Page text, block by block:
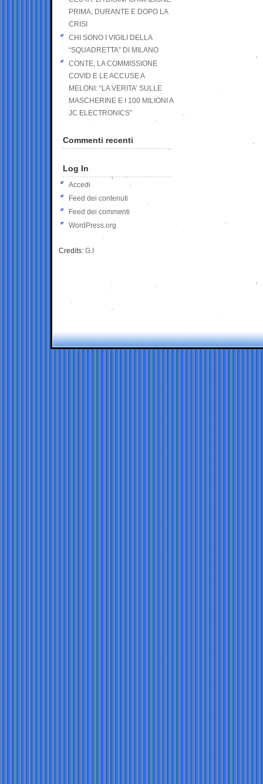
PRIMA, DURANTE E DOPO LA
CRISI
CHI SONO I VIGILI DELLA
“SQUADRETTA” DI MILANO
CONTE, LA COMMISSIONE
COVID E LE ACCUSE A
MELONI: “LA VERITA’ SULLE
MASCHERINE E I 100 MILIONI A
JC ELECTRONICS”
Commenti recenti
Log In
Accedi
Feed dei contenuti
Feed dei commenti
WordPress.org
Credits: G.I